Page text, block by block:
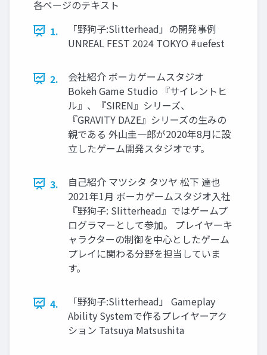
各ページのテキスト
1.
「野狗子:Slitterhead」の開発事例
UNREAL FEST 2024 TOKYO #uefest
2.
会社紹介 ボーカゲームスタジオ
Bokeh Game Studio 『サイレントヒ
ル』、『SIREN』シリーズ、
『GRAVITY DAZE』シリーズの生みの
親である 外山圭一郎が2020年8月に設
立したゲーム開発スタジオです。
3.
自己紹介 マツシタ タツヤ 松下 達也
2021年1月 ボーカゲームスタジオ入社
『野狗子: Slitterhead』ではゲームプ
ログラマーとして参加。 プレイヤーキ
ャラクターの制御を中心としたゲーム
プレイに関わる分野を担当していま
す。
4.
「野狗子:Slitterhead」 Gameplay
Ability Systemで作るプレイヤーアク
ション Tatsuya Matsushita